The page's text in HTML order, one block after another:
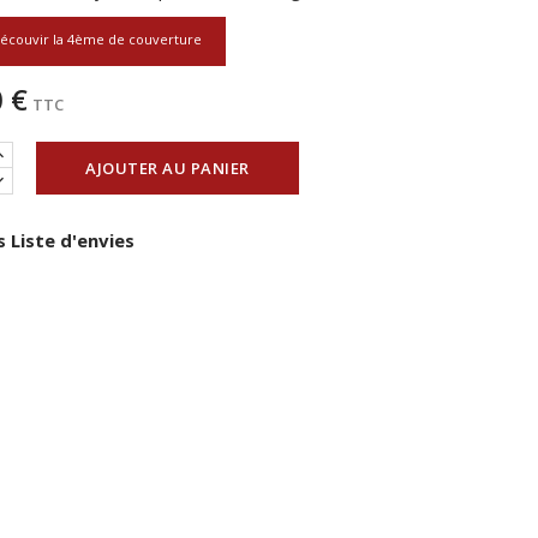
la 4ème de couverture
€ TTC
AJOUTER AU PANIER
Liste d'envies